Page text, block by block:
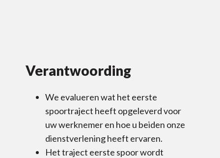
Verantwoording
We evalueren wat het eerste
spoortraject heeft opgeleverd voor
uw werknemer en hoe u beiden onze
dienstverlening heeft ervaren.
Het traject eerste spoor wordt